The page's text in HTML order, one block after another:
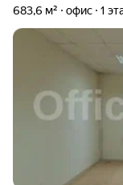
683,6 м² офис 1